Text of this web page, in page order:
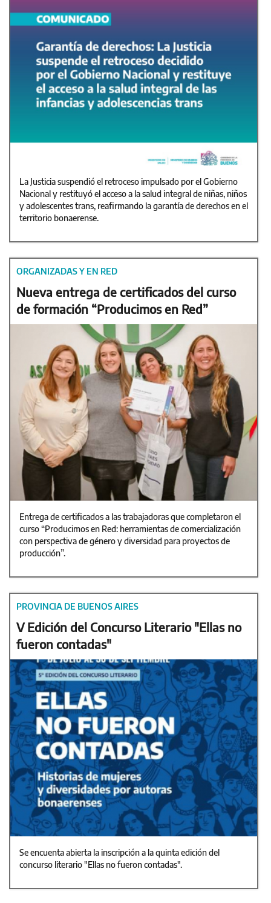
La Justicia suspendió el retroceso impulsado por el Gobierno
Nacional y restituyó el acceso a la salud integral de niñas, niños
y adolescentes trans, reafirmando la garantía de derechos en el
territorio bonaerense.
ORGANIZADAS Y EN RED
Nueva entrega de certificados del curso
de formación “Producimos en Red”
Entrega de certificados a las trabajadoras que completaron el
curso “Producimos en Red: herramientas de comercialización
con perspectiva de género y diversidad para proyectos de
producción”.
PROVINCIA DE BUENOS AIRES
V Edición del Concurso Literario "Ellas no
fueron contadas"
Se encuenta abierta la inscripción a la quinta edición del
concurso literario "Ellas no fueron contadas".